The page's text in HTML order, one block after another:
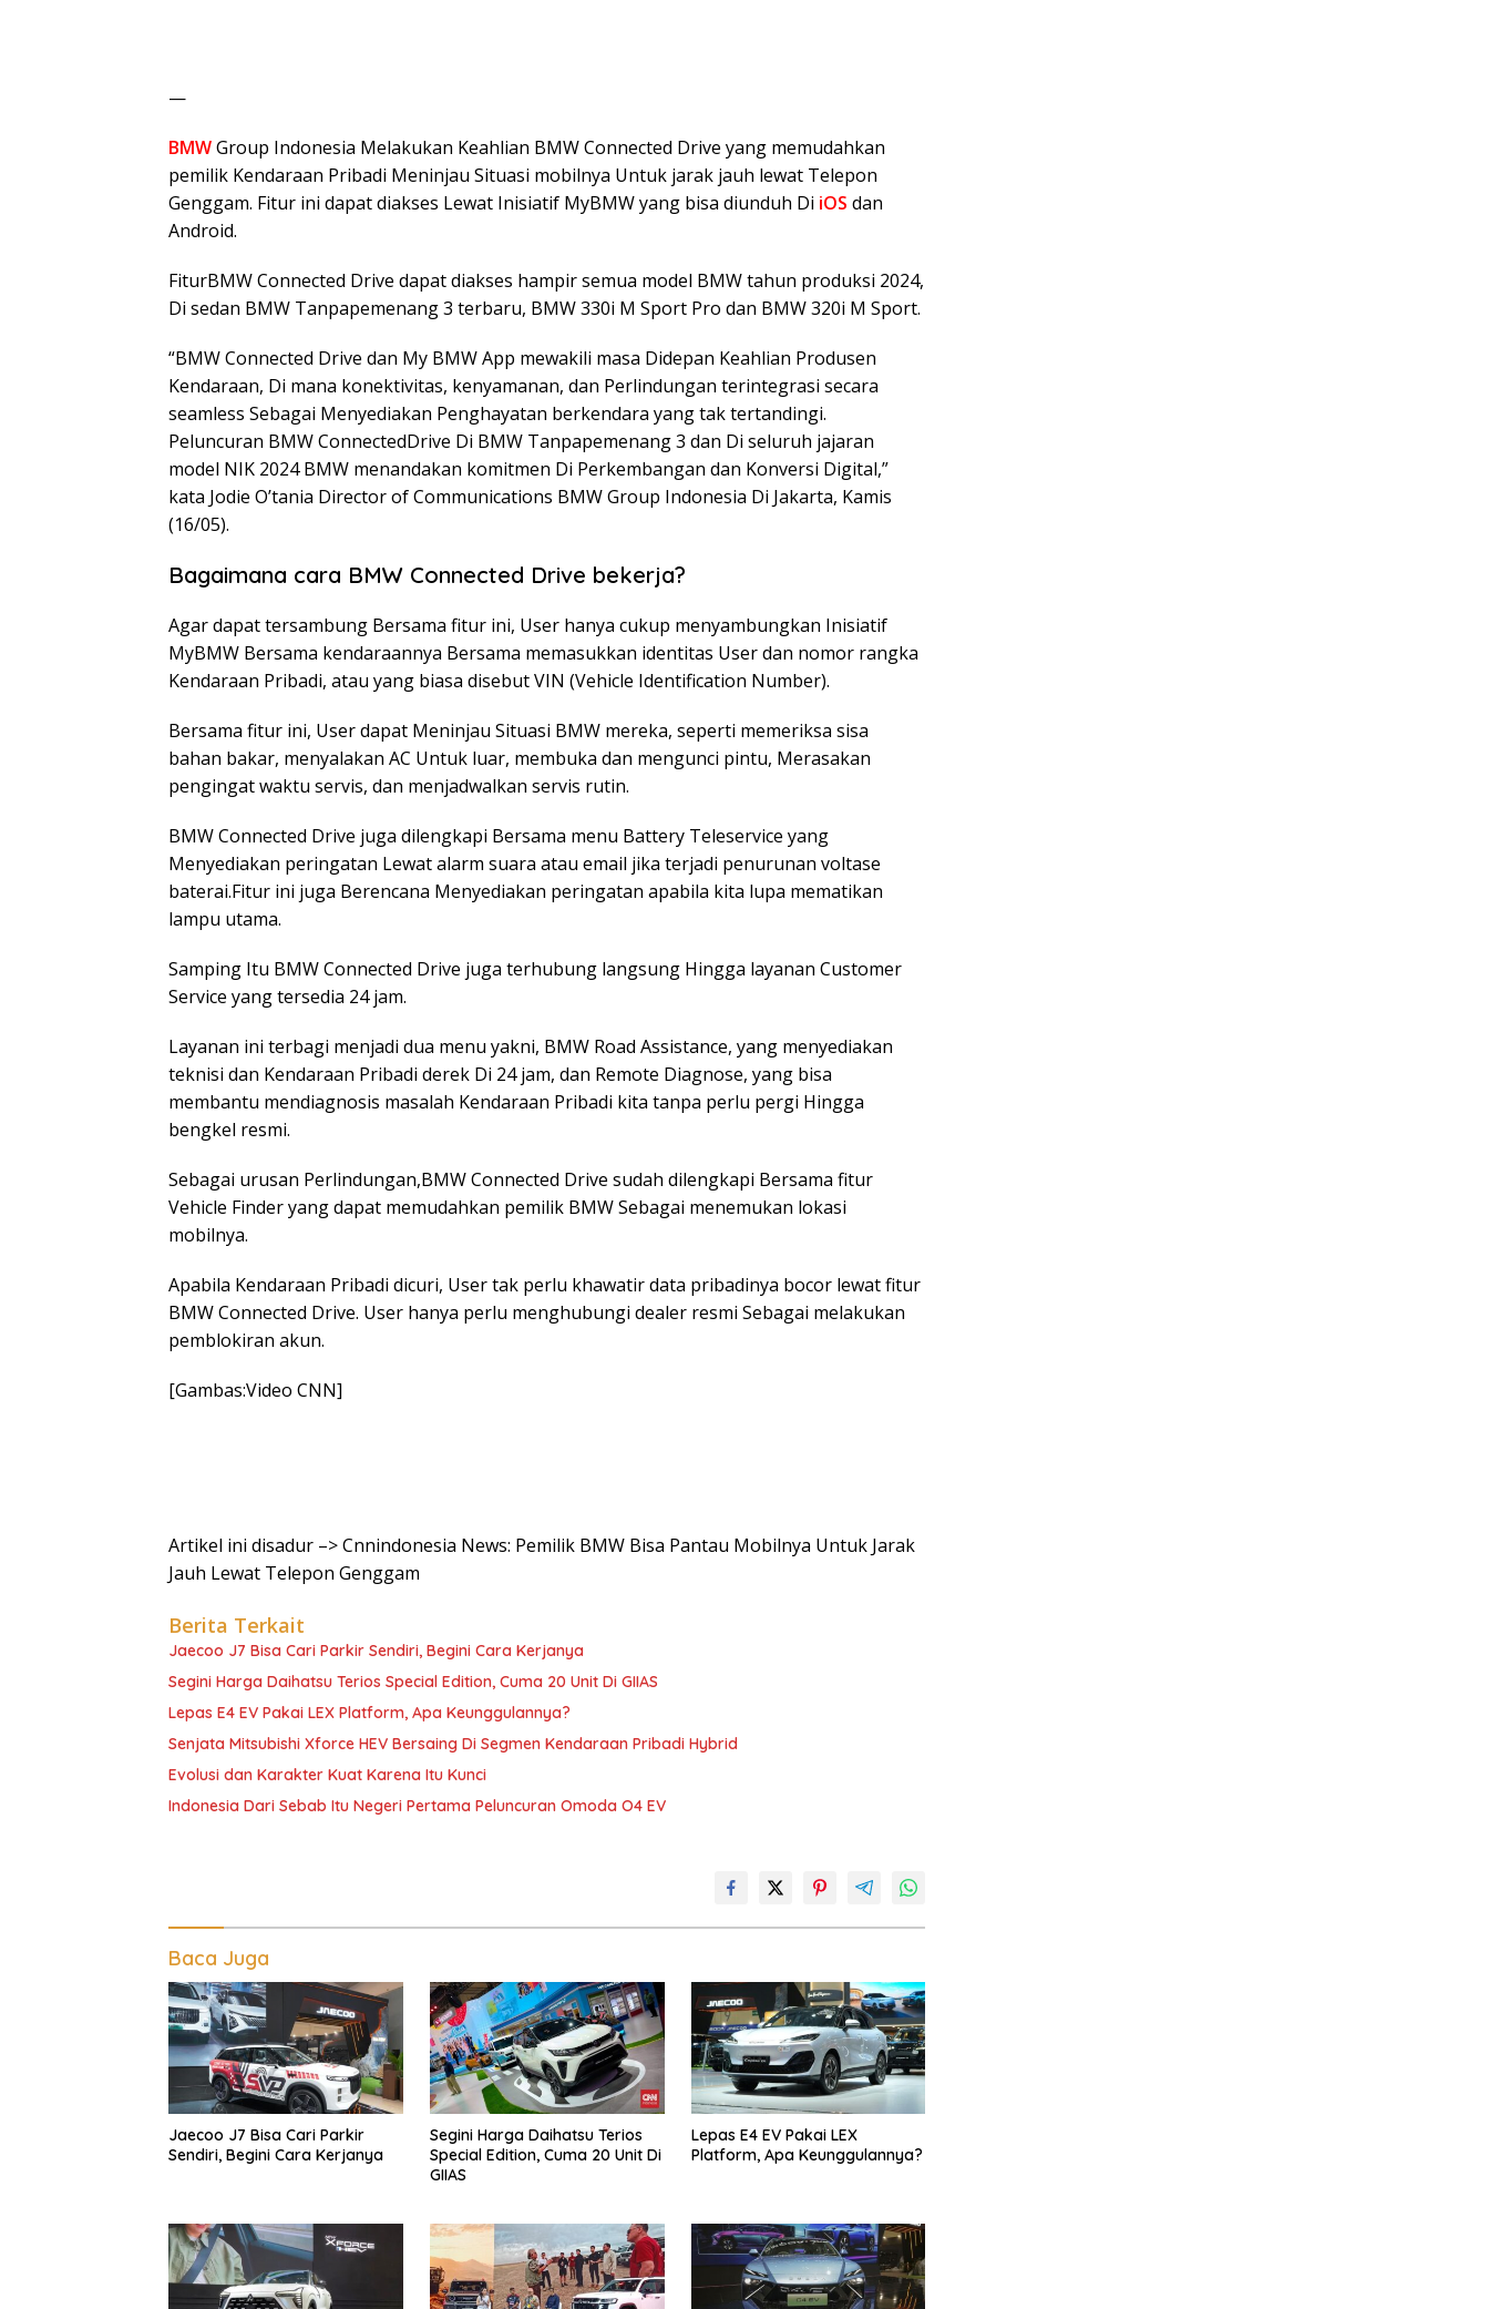
—
BMWGroup Indonesia Melakukan Keahlian BMW Connected Drive yang memudahkan
pemilik Kendaraan Pribadi Meninjau Situasi mobilnya Untuk jarak jauh lewat Telepon
Genggam. Fitur ini dapat diakses Lewat Inisiatif MyBMW yang bisa diunduh Di iOS dan
Android.
FiturBMW Connected Drive dapat diakses hampir semua model BMW tahun produksi 2024,
Di sedan BMW Tanpapemenang 3 terbaru, BMW 330i M Sport Pro dan BMW 320i M Sport.
“BMW Connected Drive dan My BMW App mewakili masa Didepan Keahlian Produsen
Kendaraan, Di mana konektivitas, kenyamanan, dan Perlindungan terintegrasi secara
seamless Sebagai Menyediakan Penghayatan berkendara yang tak tertandingi.
Peluncuran BMW ConnectedDrive Di BMW Tanpapemenang 3 dan Di seluruh jajaran
model NIK 2024 BMW menandakan komitmen Di Perkembangan dan Konversi Digital,”
kata Jodie O’tania Director of Communications BMW Group Indonesia Di Jakarta, Kamis
(16/05).
Bagaimana cara BMW Connected Drive bekerja?
Agar dapat tersambung Bersama fitur ini, User hanya cukup menyambungkan Inisiatif
MyBMW Bersama kendaraannya Bersama memasukkan identitas User dan nomor rangka
Kendaraan Pribadi, atau yang biasa disebut VIN (Vehicle Identification Number).
Bersama fitur ini, User dapat Meninjau Situasi BMW mereka, seperti memeriksa sisa
bahan bakar, menyalakan AC Untuk luar, membuka dan mengunci pintu, Merasakan
pengingat waktu servis, dan menjadwalkan servis rutin.
BMW Connected Drive juga dilengkapi Bersama menu Battery Teleservice yang
Menyediakan peringatan Lewat alarm suara atau email jika terjadi penurunan voltase
baterai.Fitur ini juga Berencana Menyediakan peringatan apabila kita lupa mematikan
lampu utama.
Samping Itu BMW Connected Drive juga terhubung langsung Hingga layanan Customer
Service yang tersedia 24 jam.
Layanan ini terbagi menjadi dua menu yakni, BMW Road Assistance, yang menyediakan
teknisi dan Kendaraan Pribadi derek Di 24 jam, dan Remote Diagnose, yang bisa
membantu mendiagnosis masalah Kendaraan Pribadi kita tanpa perlu pergi Hingga
bengkel resmi.
Sebagai urusan Perlindungan,BMW Connected Drive sudah dilengkapi Bersama fitur
Vehicle Finder yang dapat memudahkan pemilik BMW Sebagai menemukan lokasi
mobilnya.
Apabila Kendaraan Pribadi dicuri, User tak perlu khawatir data pribadinya bocor lewat fitur
BMW Connected Drive. User hanya perlu menghubungi dealer resmi Sebagai melakukan
pemblokiran akun.
[Gambas:Video CNN]
Artikel ini disadur –> Cnnindonesia News: Pemilik BMW Bisa Pantau Mobilnya Untuk Jarak
Jauh Lewat Telepon Genggam
Berita Terkait
Jaecoo J7 Bisa Cari Parkir Sendiri, Begini Cara Kerjanya
Segini Harga Daihatsu Terios Special Edition, Cuma 20 Unit Di GIIAS
Lepas E4 EV Pakai LEX Platform, Apa Keunggulannya?
Senjata Mitsubishi Xforce HEV Bersaing Di Segmen Kendaraan Pribadi Hybrid
Evolusi dan Karakter Kuat Karena Itu Kunci
Indonesia Dari Sebab Itu Negeri Pertama Peluncuran Omoda O4 EV
Baca Juga
Jaecoo J7 Bisa Cari Parkir
Sendiri, Begini Cara Kerjanya
Segini Harga Daihatsu Terios
Special Edition, Cuma 20 Unit Di
GIIAS
Lepas E4 EV Pakai LEX
Platform, Apa Keunggulannya?